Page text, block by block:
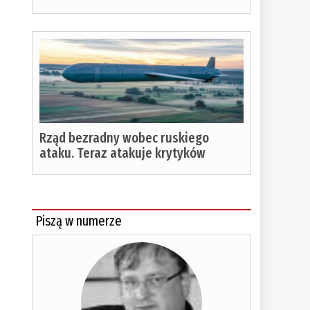
Rząd bezradny wobec ruskiego
ataku. Teraz atakuje krytyków
Piszą w numerze